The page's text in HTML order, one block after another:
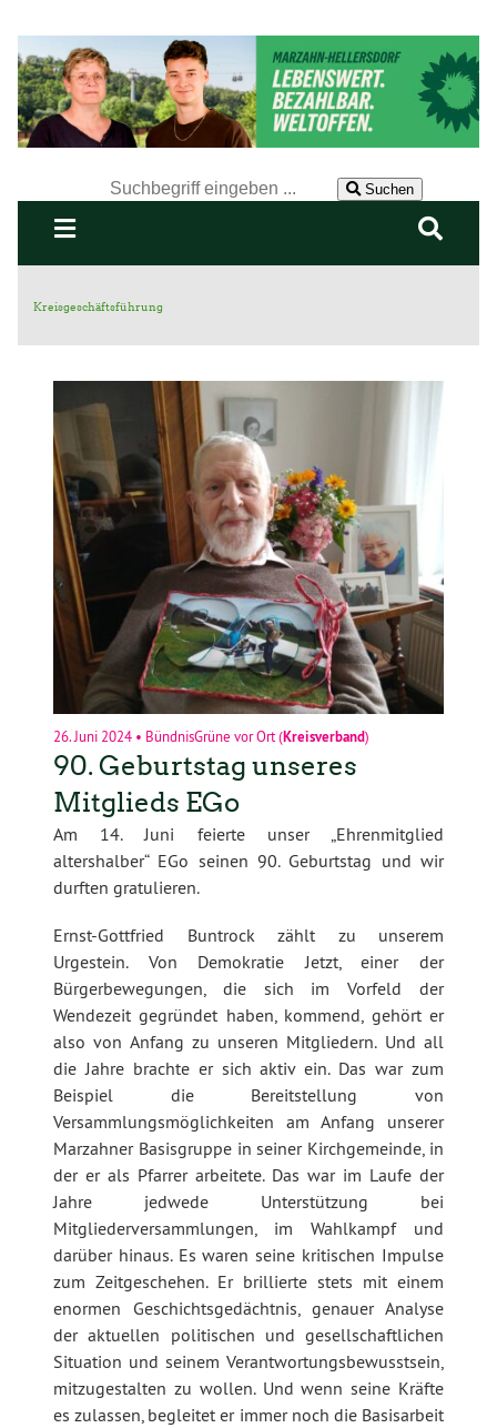
Suchen
Kreisgeschäftsführung
26. Juni 2024 • BündnisGrüne vor Ort(Kreisverband)
90. Geburtstag unseres
Mitglieds EGo
Am 14. Juni feierte unser „Ehrenmitglied
altershalber“ EGo seinen 90. Geburtstag und wir
durften gratulieren.
Ernst-Gottfried Buntrock zählt zu unserem
Urgestein. Von Demokratie Jetzt, einer der
Bürgerbewegungen, die sich im Vorfeld der
Wendezeit gegründet haben, kommend, gehört er
also von Anfang zu unseren Mitgliedern. Und all
die Jahre brachte er sich aktiv ein. Das war zum
Beispiel die Bereitstellung von
Versammlungsmöglichkeiten am Anfang unserer
Marzahner Basisgruppe in seiner Kirchgemeinde, in
der er als Pfarrer arbeitete. Das war im Laufe der
Jahre jedwede Unterstützung bei
Mitgliederversammlungen, im Wahlkampf und
darüber hinaus. Es waren seine kritischen Impulse
zum Zeitgeschehen. Er brillierte stets mit einem
enormen Geschichtsgedächtnis, genauer Analyse
der aktuellen politischen und gesellschaftlichen
Situation und seinem Verantwortungsbewusstsein,
mitzugestalten zu wollen. Und wenn seine Kräfte
es zulassen, begleitet er immer noch die Basisarbeit